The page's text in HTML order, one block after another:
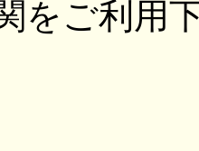
をご利用